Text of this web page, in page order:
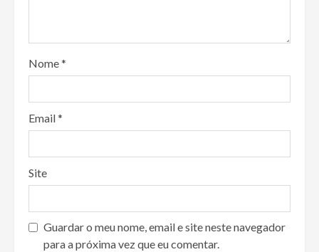
Nome*
Email*
Site
Guardar o meu nome, email e site neste navegador
para a próxima vez que eu comentar.